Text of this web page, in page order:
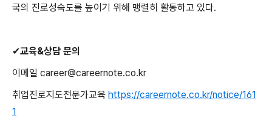
국의 진로성숙도를 높이기 위해 맹렬히 활동하고 있다.
✔교육&상담 문의
이메일 career@careernote.co.kr
취업진로지도전문가교육 https://careernote.co.kr/notice/161
1